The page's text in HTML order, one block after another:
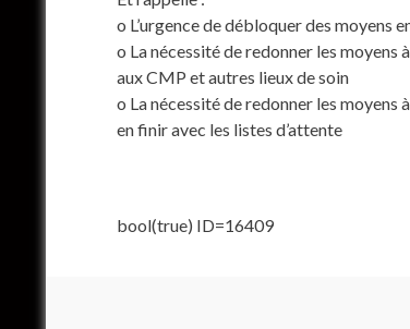
o L’urgence de débloquer des moyens
o La nécessité de redonner les
aux CMP et autres lieux de soin
o La nécessité de redonner les
en finir avec les listes d’attente
bool(true) ID=16409